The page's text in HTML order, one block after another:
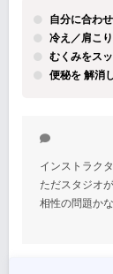
自分に合わ
冷え／肩こ
むくみをス
便秘を 解消
インストラク
ただスタジオ
相性の問題か